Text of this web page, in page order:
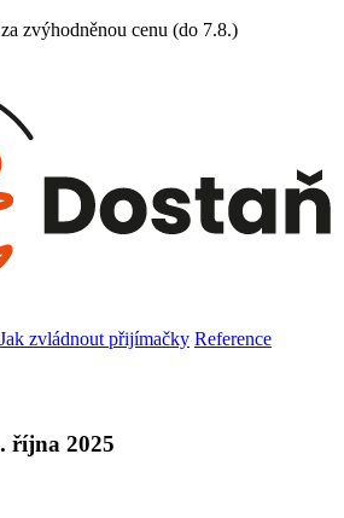
zvýhodněnou cenu (do 7.8.)
Jak zvládnout přijímačky Reference
října 2025